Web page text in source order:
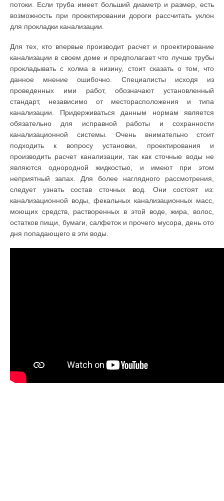
потоки. Если труба имеет больший диаметр и размер, есть
возможность при проектировании дороги рассчитать уклон
для прокладки канализации.
Для тех, кто впервые производит расчет и проектирование
канализации в своем доме и предполагает что лучше трубы
прокладывать с холма в низину, стоит сказать о том, что
данное мнение ошибочно. Специалисты исходя из
проведенных ими работ, обозначают установленный
стандарт, независимо от месторасположения и типа
канализации. Придерживаться данным нормам является
обязательно для исправной работы и сохранности
канализационной системы. Очень внимательно стоит
подходить к вопросу установки, проектирования и
производить расчет канализации, так как сточные воды не
являются однородной жидкостью, и имеют при этом
неприятный запах. Для более наглядного рассмотрения,
следует узнать состав сточных вод. Они состоят из:
канализационной воды, фекальных канализационных масс,
моющих средств, растворенных в этой воде, жира, волос,
остатков пищи, бумаги, салфеток и прочего мусора, день ото
дня попадающего в эти воды.